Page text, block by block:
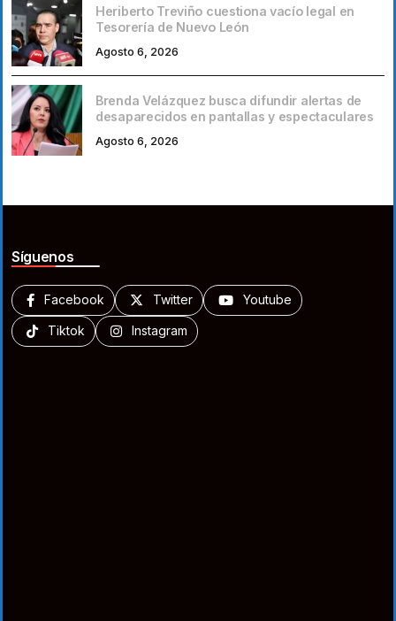
Heriberto Treviño cuestiona vacío legal en
Tesorería de Nuevo León
Agosto 6, 2026
Brenda Velázquez busca difundir alertas de
desaparecidos en pantallas y espectaculares
Agosto 6, 2026
Síguenos
Facebook Twitter Youtube
Tiktok Instagram